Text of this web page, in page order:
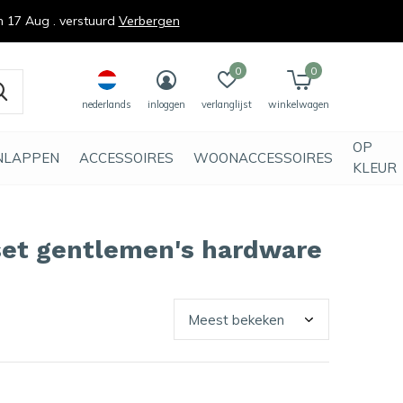
ACCESSOIRES WOONACCESSOIRES
OP
KLEUR
nederlands inloggen verlanglijst
0
winkelwagen
0
gentlemen's hardware
Aug . verstuurd Verbergen